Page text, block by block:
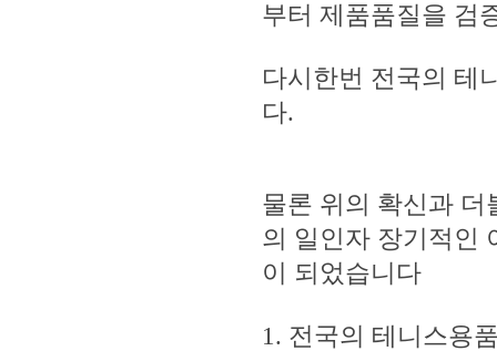
부터 제품품질을 검
다시한번 전국의 테
다.
물론 위의 확신과
의 일인자 장기적인
이 되었습니다
1. 전국의 테니스용